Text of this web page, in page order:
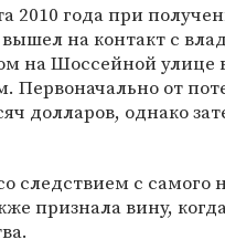
2010 года при
на контакт с
на Шоссейной улице
Первоначально от
долларов, однако
следствием с самого
признала вину,